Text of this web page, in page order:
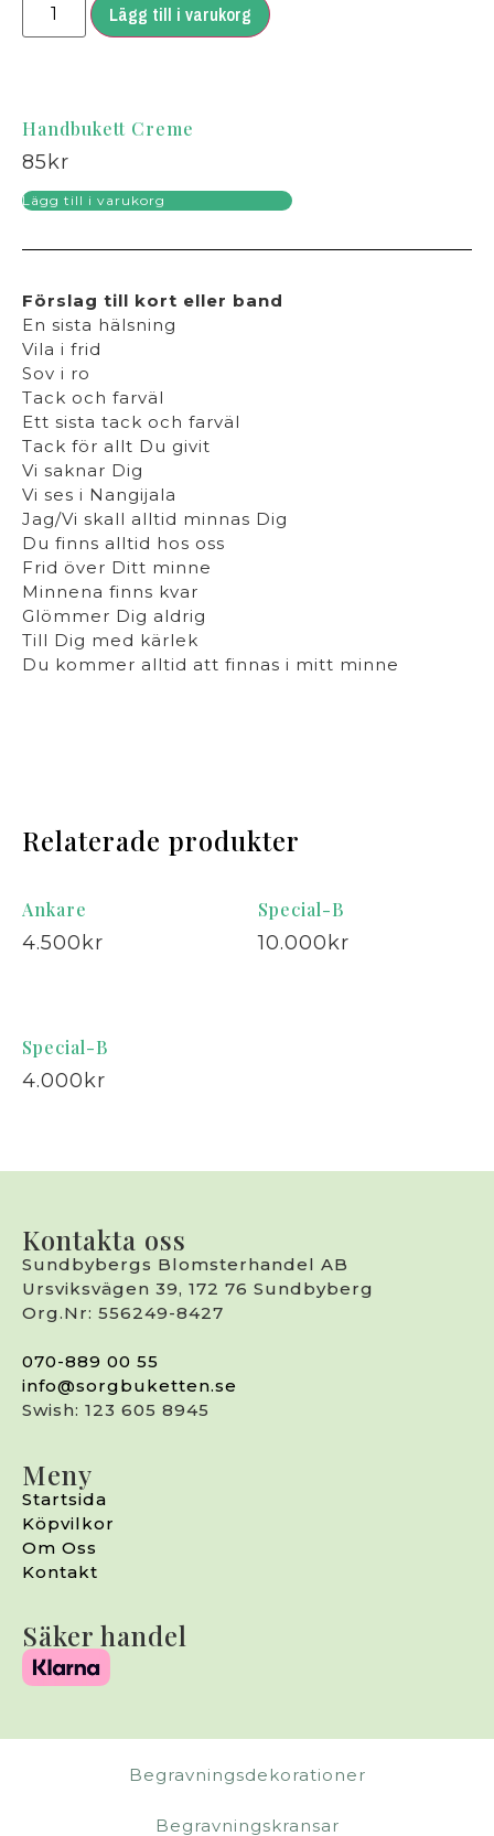
Lägg till i varukorg
Handbukett Creme
85 kr
Lägg till i varukorg
Förslag till kort eller band
En sista hälsning
Vila i frid
Sov i ro
Tack och farväl
Ett sista tack och farväl
Tack för allt Du givit
Vi saknar Dig
Vi ses i Nangijala
Jag/Vi skall alltid minnas Dig
Du finns alltid hos oss
Frid över Ditt minne
Minnena finns kvar
Glömmer Dig aldrig
Till Dig med kärlek
Du kommer alltid att finnas i mitt minne
Relaterade produkter
Ankare
4.500 kr
Special-B
10.000 kr
Special-B
4.000 kr
Kontakta oss
Sundbybergs Blomsterhandel AB
Ursviksvägen 39, 172 76 Sundbyberg
Org.Nr: 556249-8427
070-889 00 55
info@sorgbuketten.se
Swish: 123 605 8945
Meny
Startsida
Köpvilkor
Om Oss
Kontakt
Säker handel
Begravningsdekorationer
Begravningskransar